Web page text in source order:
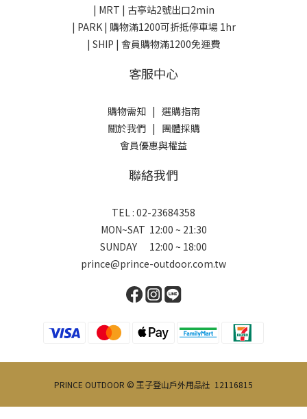
| MRT | 古亭站2號出口2min
| PARK | 購物滿1200可折抵停車場 1hr
| SHIP | 會員購物滿1200免運費
客服中心
購物需知| 選購指南
關於我們| 團體採購
會員優惠與權益
聯絡我們
TEL : 02-23684358
MON~SAT 12:00 ~ 21:30
SUNDAY 12:00 ~ 18:00
prince@prince-outdoor.com.tw
PRINCE OUTDOOR © 王子登山戶外用品社 12116815